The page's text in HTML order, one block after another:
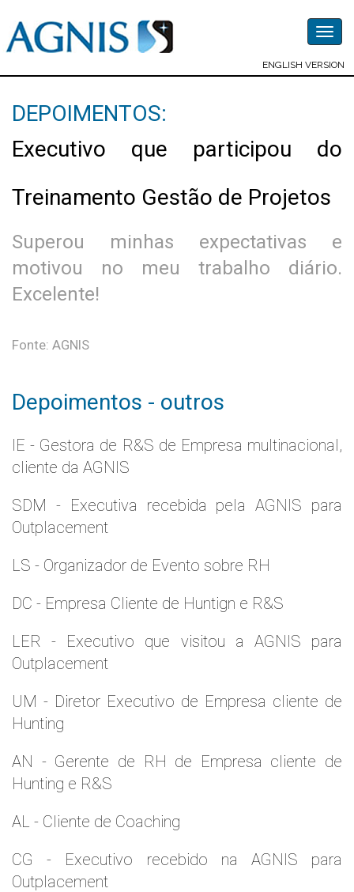
ENGLISH VERSION
DEPOIMENTOS:
Executivo que participou do
Treinamento Gestão de Projetos
Superou minhas expectativas e
motivou no meu trabalho diário.
Excelente!
Fonte: AGNIS
Depoimentos - outros
IE - Gestora de R&S de Empresa multinacional,
cliente da AGNIS
SDM - Executiva recebida pela AGNIS para
Outplacement
LS - Organizador de Evento sobre RH
DC - Empresa Cliente de Huntign e R&S
LER - Executivo que visitou a AGNIS para
Outplacement
UM - Diretor Executivo de Empresa cliente de
Hunting
AN - Gerente de RH de Empresa cliente de
Hunting e R&S
AL - Cliente de Coaching
CG - Executivo recebido na AGNIS para
Outplacement